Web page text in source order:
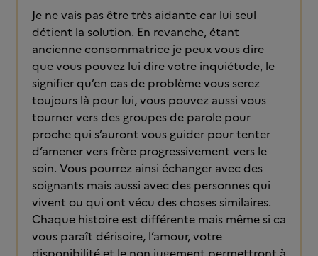
Je ne vais pas être très aidante car lui seul
détient la solution. En revanche, étant
ancienne consommatrice je peux vous dire
que vous pouvez lui dire votre inquiétude, le
signifier qu’en cas de problème vous serez
toujours là pour lui, vous pouvez aussi vous
tourner vers des groupes de parole pour
proche qui s’auront vous guider pour tenter
d’amener vers frère progressivement vers le
soin. Vous pourrez ainsi échanger avec des
soignants mais aussi avec des personnes qui
vivent ou qui ont vécu des choses similaires.
Chaque histoire est différente mais même si ca
vous paraît dérisoire, l’amour, votre